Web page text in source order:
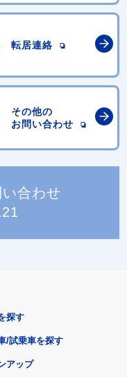
転居連絡
その他の
お問い合わせ
合わせ
探す
/試乗車を探す
アップ